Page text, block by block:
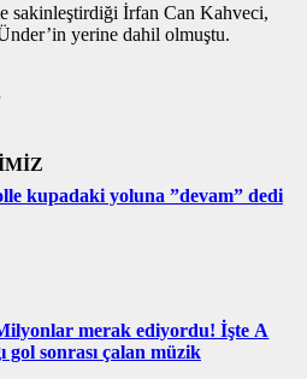
sakinleştirdiği İrfan Can Kahveci,
yerine dahil olmuştu.
kupadaki yoluna ”devam” dedi
merak ediyordu! İşte A
gol sonrası çalan müzik